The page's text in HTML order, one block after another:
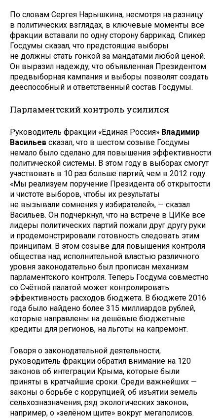
По словам Сергея Нарышкина, несмотря на разницу
в политических взглядах, в ключевые моменты все
фракции вставали по одну сторону баррикад. Спикер
Госдумы сказал, что предстоящие выборы
не должны стать гонкой за мандатами любой ценой.
Он выразил надежду, что объявленная Президентом
предвыборная кампания и выборы позволят создать
дееспособный и ответственный состав Госдумы.
Парламентский контроль усилился
Руководитель фракции «Единая Россия» Владимир
Васильев сказал, что в шестом созыве Госдумы
немало было сделано для повышения эффективности
политической системы. В этом году в выборах смогут
участвовать в 10 раз больше партий, чем в 2012 году.
«Мы реализуем поручение Президента об открытости
и чистоте выборов, чтобы их результаты
не вызывали сомнения у избирателей», — сказал
Васильев. Он подчеркнул, что на встрече в ЦИКе все
лидеры политических партий пожали друг другу руки
и продемонстрировали готовность следовать этим
принципам. В этом созыве для повышения контроля
общества над исполнительной властью различного
уровня законодательно был прописан механизм
парламентского контроля. Теперь Госдума совместно
со Счётной палатой может контролировать
эффективность расходов бюджета. В бюджете 2016
года было найдено более 315 миллиардов рублей,
которые направлены на дешёвые бюджетные
кредиты для регионов, на льготы на капремонт.
Говоря о законодательной деятельности,
руководитель фракции обратил внимание на 120
законов об интеграции Крыма, которые были
приняты в кратчайшие сроки. Среди важнейших —
законы о борьбе с коррупцией, об изъятии земель
сельхозназначения, ряд экологических законов,
например, о «зелёном щите» вокруг мегаполисов.